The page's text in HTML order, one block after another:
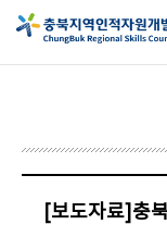
[보도자료]충